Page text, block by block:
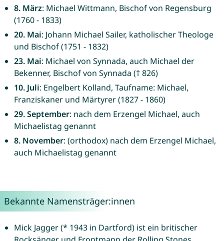
8. März: Michael Wittmann, Bischof von Regensburg
(1760 - 1833)
20. Mai: Johann Michael Sailer, katholischer Theologe
und Bischof (1751 - 1832)
23. Mai: Michael von Synnada, auch Michael der
Bekenner, Bischof von Synnada († 826)
10. Juli: Engelbert Kolland, Taufname: Michael,
Franziskaner und Märtyrer (1827 - 1860)
29. September: nach dem Erzengel Michael, auch
Michaelistag genannt
8. November: (orthodox) nach dem Erzengel Michael,
auch Michaelistag genannt
Bekannte Namensträger:innen
Mick Jagger (* 1943 in Dartford) ist ein britischer